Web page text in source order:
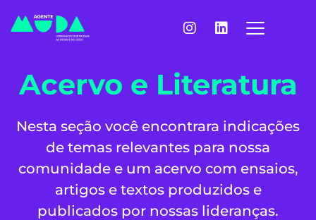
Acervo e Literatura
Nesta seção você encontrara indicações
de temas relevantes para nossa
comunidade e um acervo com ensaios,
artigos e textos produzidos e
publicados por nossas lideranças.